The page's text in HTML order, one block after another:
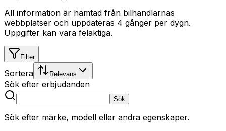
All information är hämtad från bilhandlarnas
webbplatser och uppdateras 4 gånger per dygn.
Uppgifter kan vara felaktiga.
Filter
Sortera Relevans
Sök efter erbjudanden
Sök
Sök efter märke, modell eller andra egenskaper.